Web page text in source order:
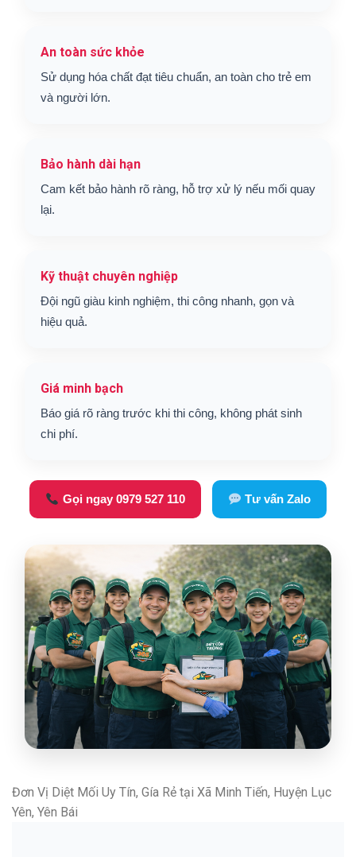
An toàn sức khỏe
Sử dụng hóa chất đạt tiêu chuẩn, an toàn cho trẻ em
và người lớn.
Bảo hành dài hạn
Cam kết bảo hành rõ ràng, hỗ trợ xử lý nếu mối quay
lại.
Kỹ thuật chuyên nghiệp
Đội ngũ giàu kinh nghiệm, thi công nhanh, gọn và
hiệu quả.
Giá minh bạch
Báo giá rõ ràng trước khi thi công, không phát sinh
chi phí.
Gọi ngay 0979 527 110 Tư vấn Zalo
Đơn Vị Diệt Mối Uy Tín, Gía Rẻ tại Xã Minh Tiến, Huyện Lục
Yên, Yên Bái